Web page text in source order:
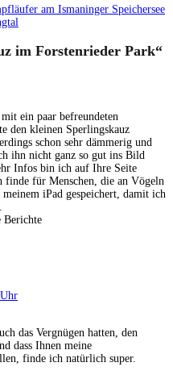
am Ismaninger Speichersee
im Forstenrieder Park“
ein paar befreundeten
den kleinen Sperlingskauz
schon sehr dämmerig und
ihn nicht ganz so gut ins Bild
Infos bin ich auf Ihre Seite
finde für Menschen, die an Vögeln
iPad gespeichert, damit ich
Berichte
das Vergnügen hatten, den
dass Ihnen meine
finde ich natürlich super.